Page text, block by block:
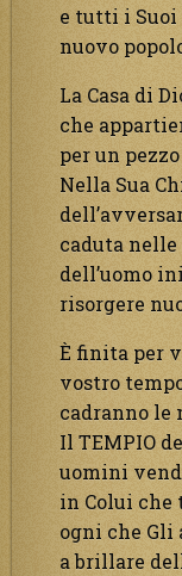
e tutti i Suoi
nuovo
La Casa di
che
per un
Nella Sua
caduta nelle
dell’uomo
risorgere
È finita per
vostro
cadranno le
Il TEMPIO
uomini
in Colui che
ogni che Gli
a brillare